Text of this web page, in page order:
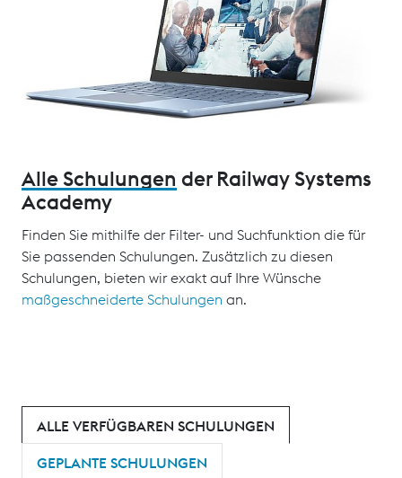
Alle Schulungen der Railway Systems
Academy
Finden Sie mithilfe der Filter- und Suchfunktion die für
Sie passenden Schulungen. Zusätzlich zu diesen
Schulungen, bieten wir exakt auf Ihre Wünsche
maßgeschneiderte Schulungen an.
ALLE VERFÜGBAREN SCHULUNGEN
GEPLANTE SCHULUNGEN